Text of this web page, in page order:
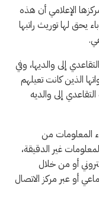
الإعلامي أن هذه
يحق لها توريث راتبها
إلى والديها، وفي
الذين كانت تعيلهم
إلى والديه
المعلومات من
غير الدقيقة،
أو من خلال
أو عبر مركز الاتصال